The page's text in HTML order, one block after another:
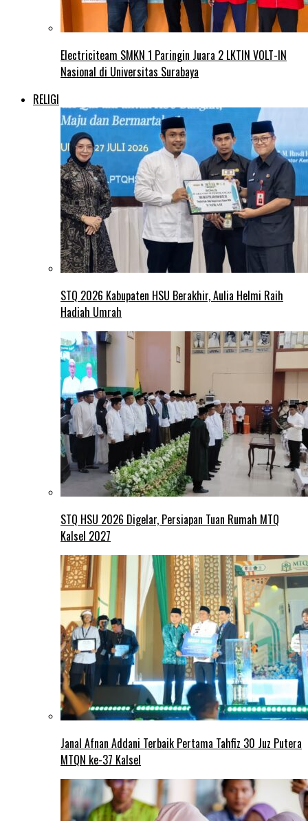
Electriciteam SMKN 1 Paringin Juara 2 LKTIN VOLT-IN
Nasional di Universitas Surabaya
RELIGI
STQ 2026 Kabupaten HSU Berakhir, Aulia Helmi Raih
Hadiah Umrah
STQ HSU 2026 Digelar, Persiapan Tuan Rumah MTQ
Kalsel 2027
Janal Afnan Addani Terbaik Pertama Tahfiz 30 Juz Putera
MTQN ke-37 Kalsel